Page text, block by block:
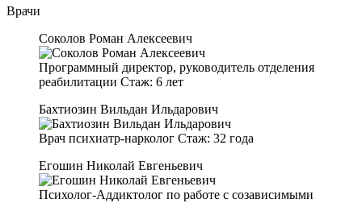
Врачи
Соколов Роман Алексеевич
Программный директор, руководитель отделения
реабилитации Стаж: 6 лет
Бахтиозин Вильдан Ильдарович
Врач психиатр-нарколог Стаж: 32 года
Егошин Николай Евгеньевич
Психолог-Аддиктолог по работе с созависимыми